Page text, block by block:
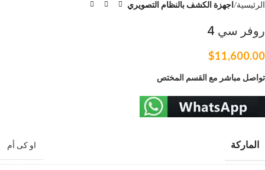
الرئيسية اجهزة الكشف بالنظام التصويري
روفر سي 4
$11,600.00
تواصل مباشر مع القسم المختص
الماركة او كى أم